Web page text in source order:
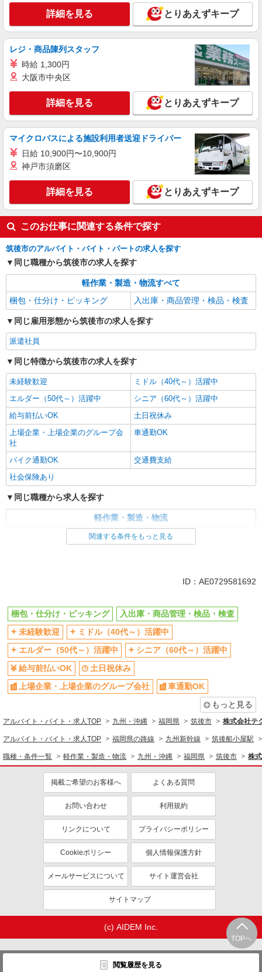
詳細を見る とりあえずキープ
レジ・商品陳列スタッフ
時給 1,300円
大阪市中央区
詳細を見る とりあえずキープ
マイクロバスによる施設利用者送迎ドライバー
日給 10,900円〜10,900円
神戸市須磨区
詳細を見る とりあえずキープ
このお仕事に関連する条件で探す
筑後市のアルバイト・バイト・パートの求人を探す
同じ職種から筑後市の求人を探す
軽作業・製造・物流すべて
梱包・仕分け・ピッキング
入出庫・商品管理・検品・検査
同じ雇用形態から筑後市の求人を探す
派遣社員
同じ特徴から筑後市の求人を探す
未経験歓迎
ミドル（40代～）活躍中
エルダー（50代～）活躍中
シニア（60代～）活躍中
給与前払いOK
土日祝休み
上場企業・上場企業のグループ会
社
車通勤OK
バイク通勤OK
交通費支給
社会保険あり
同じ職種から求人を探す
軽作業・製造・物流
梱包・仕分け・ピッキング
入出庫・商品管理・検品・検査
車通勤OK
交通費支給
社会保険あり
関連する条件をもっと見る
ID：AE0729581692
TOPへ
閲覧履歴を見る
梱包・仕分け・ピッキング
入出庫・商品管理・検品・検査
未経験歓迎
ミドル（40代～）活躍中
エルダー（50代～）活躍中
シニア（60代～）活躍中
給与前払いOK
土日祝休み
上場企業・上場企業のグループ会社
車通勤OK
もっと見る
アルバイト・バイト・求人TOP 九州・沖縄 福岡県 筑後市 株式会社テ
アルバイト・バイト・求人TOP 福岡県の路線 九州新幹線 筑後船小屋駅
職種・条件一覧 軽作業・製造・物流 九州・沖縄 福岡県 筑後市 株
掲載ご希望のお客様へ よくある質問
お問い合わせ 利用規約
リンクについて プライバシーポリシー
Cookieポリシー 個人情報保護方針
メールサービスについて サイト運営会社
サイトマップ
(c) AIDEM Inc.